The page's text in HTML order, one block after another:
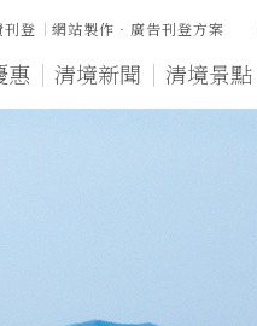
惠 清境新聞 清境景點
刊登 網站製作‧廣告刊登方案